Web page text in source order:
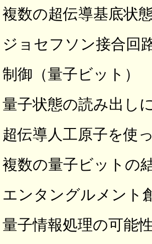
複数の超伝導基底状
ジョセフソン接合回
制御（量子ビット）
量子状態の読み出し
超伝導人工原子を使
複数の量子ビットの
エンタングルメント
量子情報処理の可能